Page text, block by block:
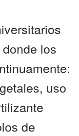
los
uso
de